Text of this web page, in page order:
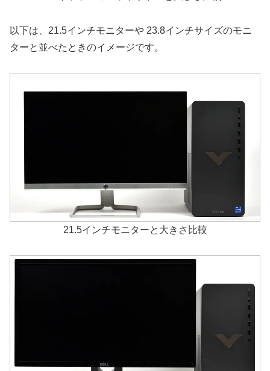
以下は、21.5インチモニターや 23.8インチサイズのモニ
ターと並べたときのイメージです。
21.5インチモニターと大きさ比較